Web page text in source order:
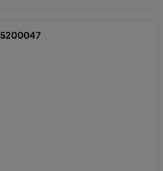
5200047